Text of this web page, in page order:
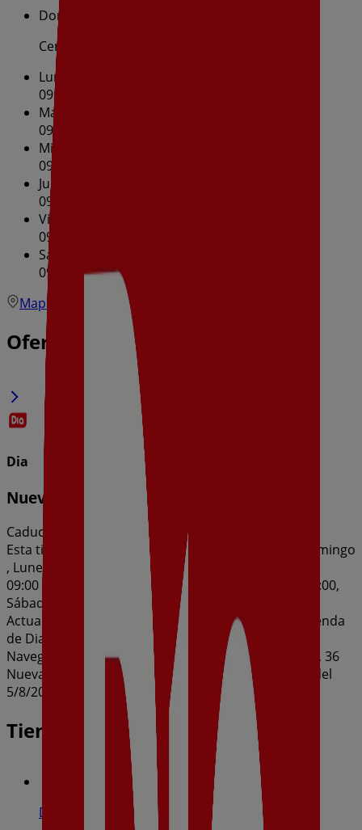
Domingo
Cerrado
Lunes
09:00 - 21:00
Martes
09:00 - 21:00
Miércoles
09:00 - 21:00
Jueves
09:00 - 21:00
Viernes
09:00 - 21:00
Sábado
09:00 - 21:00
Mapa
Ofertas de Dia en Alcañiz
Dia
Nueva Calidad Dia del 05/08 al 11/08
Caduca el 11/8
Esta tienda de Dia tiene los siguientes horarios: Domingo
, Lunes 09:00 - 21:00, Martes 09:00 - 21:00, Miércoles
09:00 - 21:00, Jueves 09:00 - 21:00, Viernes 09:00 - 21:00,
Sábado 09:00 - 21:00
Actualmente hay 1 catálogos disponibles en esta tienda
de Dia.
Navega por el último catálogo de Dia en Av. Aragón, 36
Nueva Calidad Dia del 05/08 al 11/08 que es válido del
5/8/2026 al 11/8/2026 y no pares de ahorrar.
Tiendas más cercanas
Dia